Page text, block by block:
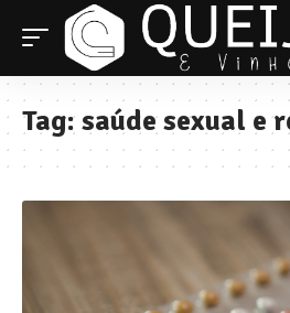
Tag:saúde sexual e